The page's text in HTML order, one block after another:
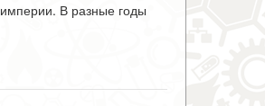
В разные годы